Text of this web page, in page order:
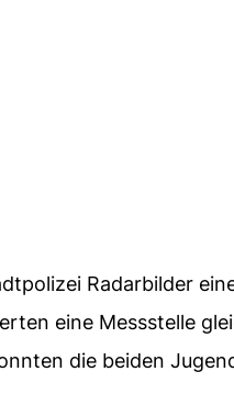
Radarbilder
eine Messstelle
die beiden